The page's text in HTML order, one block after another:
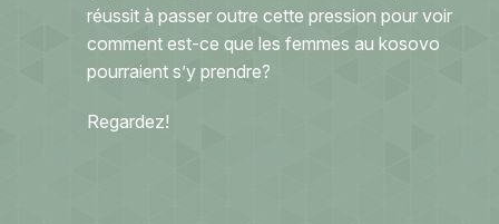
réussit à passer outre cette pression pour voir
comment est-ce que les femmes au kosovo
pourraient s’y prendre?
Regardez!